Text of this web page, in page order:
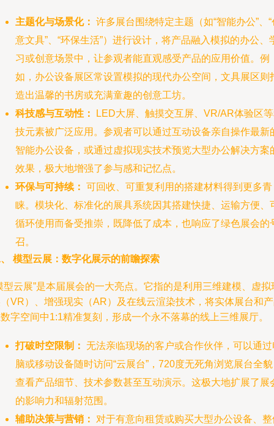
主题化与场景化： 许多展台围绕特定主题（如“智能办公”、“
意文具”、“环保生活”）进行设计，将产品融入模拟的办公、
习或创意场景中，让参观者能直观感受产品的应用价值。例
如，办公设备展区常设置模拟的现代办公空间，文具展区则
造出温馨的书房或充满童趣的创意工坊。
科技感与互动性：
LED大屏、触摸交互屏、VR/AR体验区
技元素被广泛应用。参观者可以通过互动设备亲自操作最新
智能办公设备，或通过虚拟现实技术预览大型办公解决方案
效果，极大地增强了参与感和记忆点。
环保与可持续： 可回收、可重复利用的搭建材料得到更多青
睐。模块化、标准化的展具系统因其搭建快捷、运输方便、
循环使用而备受推崇，既降低了成本，也响应了绿色展会的
召。
模型云展：数字化展示的前瞻探索
型云展”是本届展会的一大亮点。它指的是利用三维建模、虚拟
VR）、增强现实（AR）及在线云渲染技术，将实体展台和
字空间中1:1精准复刻，形成一个永不落幕的线上三维展厅。
打破时空限制： 无法亲临现场的客户或合作伙伴，可以通过
脑或移动设备随时访问“云展台”，720度无死角浏览展台全
查看产品细节、技术参数甚至互动演示。这极大地扩展了展
的影响力和辐射范围。
辅助决策与营销：
对于有意向租赁或购买大型办公设备、整